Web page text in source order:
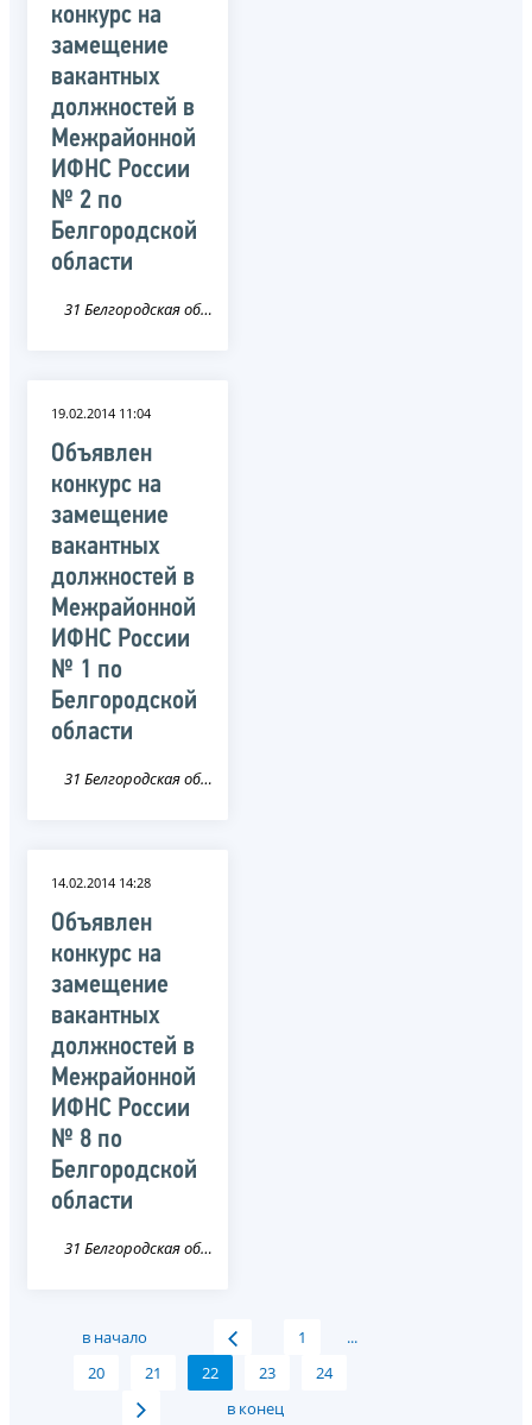
конкурс на
замещение
вакантных
должностей в
Межрайонной
ИФНС России
№ 2 по
Белгородской
области
31 Белгородская область
19.02.2014 11:04
Объявлен
конкурс на
замещение
вакантных
должностей в
Межрайонной
ИФНС России
№ 1 по
Белгородской
области
31 Белгородская область
14.02.2014 14:28
Объявлен
конкурс на
замещение
вакантных
должностей в
Межрайонной
ИФНС России
№ 8 по
Белгородской
области
31 Белгородская область
в начало 1
...
20
21 22 23
24
в конец